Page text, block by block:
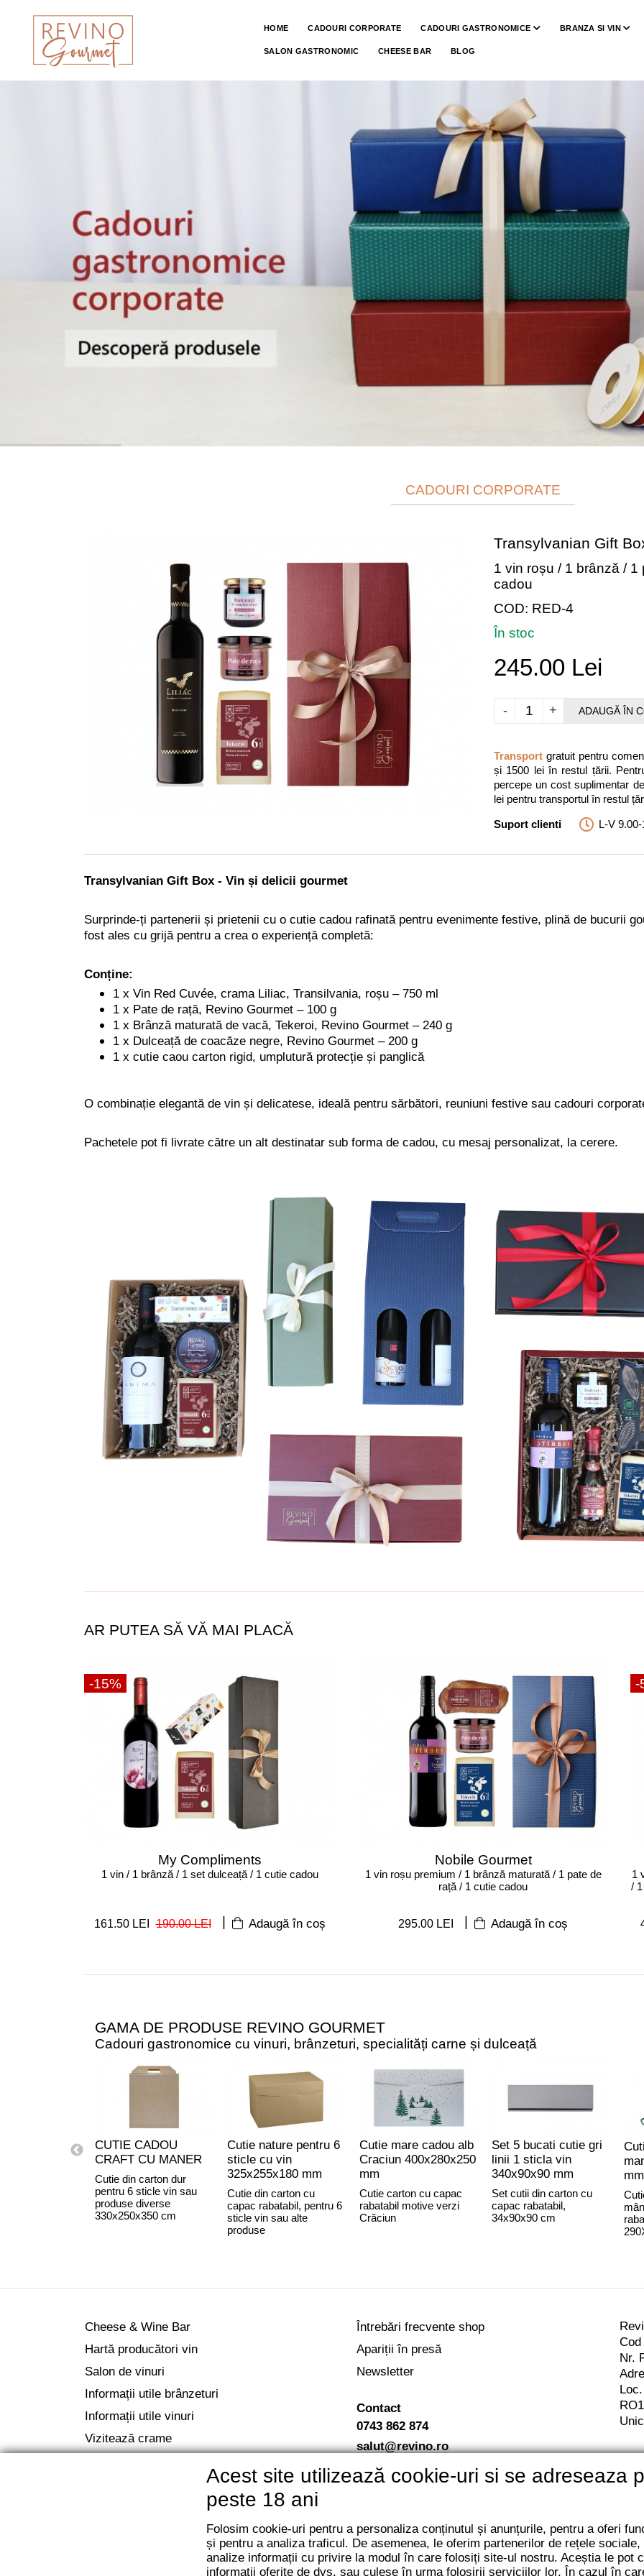
HOME CADOURI CORPORATE CADOURI GASTRONOMICE BRANZA SI VIN
SALON GASTRONOMIC CHEESE BAR BLOG
CADOURI CORPORATE
Transylvanian Gift
1 vin roșu / 1 brânză /
cadou
COD: RED-4
În stoc
245.00 Lei
+
- ADAUGĂ ÎN
Transport gratuit pentru
și 1500 lei în restul țării.
percepe un cost suplimentar
lei pentru transportul în restul
Suport clienti L-V
Transylvanian Gift Box - Vin și delicii gourmet
Surprinde-ți partenerii și prietenii cu o cutie cadou rafinată pentru evenimente festive, plină de bucurii
fost ales cu grijă pentru a crea o experiență completă:
Conține:
1 x Vin Red Cuvée, crama Liliac, Transilvania, roșu – 750 ml
1 x Pate de rață, Revino Gourmet – 100 g
1 x Brânză maturată de vacă, Tekeroi, Revino Gourmet – 240 g
1 x Dulceață de coacăze negre, Revino Gourmet – 200 g
1 x cutie caou carton rigid, umplutură protecție și panglică
O combinație elegantă de vin și delicatese, ideală pentru sărbători, reuniuni festive sau cadouri
Pachetele pot fi livrate către un alt destinatar sub forma de cadou, cu mesaj personalizat, la cerere.
AR PUTEA SĂ VĂ MAI PLACĂ
-15%
My Compliments
1 vin / 1 brânză / 1 set dulceață / 1 cutie cadou
161.50 LEI 190.00 LEI Adaugă în coș
Nobile Gourmet
1 vin roșu premium / 1 brânză maturată / 1 pate de
rață / 1 cutie cadou
295.00 LEI Adaugă în coș
-
1
/
GAMA DE PRODUSE REVINO GOURMET
Cadouri gastronomice cu vinuri, brânzeturi, specialități carne și dulceață
CUTIE CADOU
CRAFT CU MANER
Cutie din carton dur
pentru 6 sticle vin sau
produse diverse
330x250x350 cm
Cutie nature pentru 6
sticle cu vin
325x255x180 mm
Cutie din carton cu
capac rabatabil, pentru 6
sticle vin sau alte
produse
Cutie mare cadou alb
Craciun 400x280x250
mm
Cutie carton cu capac
rabatabil motive verzi
Crăciun
Set 5 bucati cutie gri
linii 1 sticla vin
340x90x90 mm
Set cutii din carton cu
capac rabatabil,
34x90x90 cm
mm
Cheese & Wine Bar
Hartă producători vin
Salon de vinuri
Informații utile brânzeturi
Informații utile vinuri
Vizitează crame
Întrebări frecvente shop
Apariții în presă
Newsletter
Contact
0743 862 874
salut@revino.ro
Nr.
Acest site utilizează cookie-uri si se adreseaza
peste 18 ani
Folosim cookie-uri pentru a personaliza conținutul și anunțurile, pentru a oferi
și pentru a analiza traficul. De asemenea, le oferim partenerilor de rețele
analize informații cu privire la modul în care folosiți site-ul nostru. Aceștia le pot
informații oferite de dvs. sau culese în urma folosirii serviciilor lor. În cazul în